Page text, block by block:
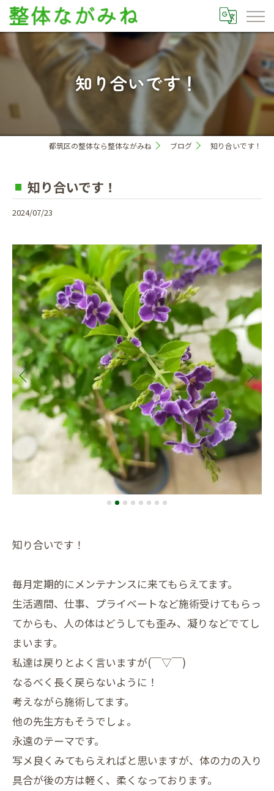
知り合いです！
都筑区の整体なら整体ながみね ブログ 知り合いです！
知り合いです！
2024/07/23
知り合いです！
毎月定期的にメンテナンスに来てもらえてます。
生活週間、仕事、プライベートなど施術受けてもらっ
てからも、人の体はどうしても歪み、凝りなどでてし
まいます。
私達は戻りとよく言いますが(￣▽￣)
なるべく長く戻らないように！
考えながら施術してます。
他の先生方もそうでしょ。
永遠のテーマです。
写メ良くみてもらえればと思いますが、体の力の入り
具合が後の方は軽く、柔くなっております。